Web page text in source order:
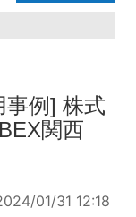
例] 株式
関西
01/31 12:18